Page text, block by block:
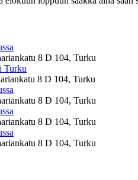
8 D 104, Turku
Turku
8 D 104, Turku
8 D 104, Turku
8 D 104, Turku
8 D 104, Turku